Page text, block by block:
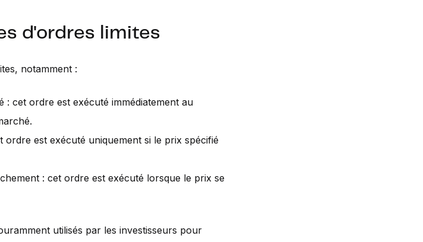
d'ordres limites
notamment :
: cet ordre est exécuté immédiatement au
ordre est exécuté uniquement si le prix spécifié
: cet ordre est exécuté lorsque le prix se
utilisés par les investisseurs pour